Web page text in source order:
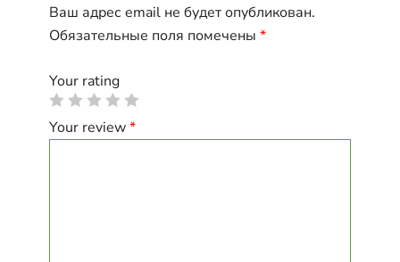
Ваш адрес email не будет опубликован.
Обязательные поля помечены *
Your rating
Your review*